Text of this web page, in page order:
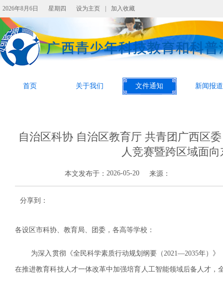
2026年8月6日 星期四 设为主页 加入收藏
首页 关于我们 文件通知 新闻报道
自治区科协 自治区教育厅 共青团广西区
人竞赛暨跨区域面
本文发布于： 2026-05-20 来源：
分享到：
各设区市科协、教育局、团委，各高等学校：
为深入贯彻《全民科学素质行动规划纲要（2021—2035年）》
在推进教育科技人才一体改革中加强培育人工智能领域后备人才